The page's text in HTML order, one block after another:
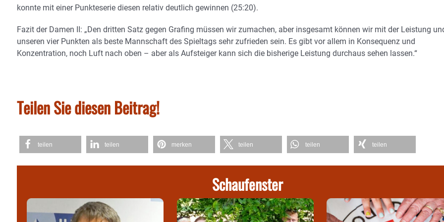
konnte mit einer Punkteserie diesen relativ deutlich gewinnen (25:20).
Fazit der Damen II: „Den dritten Satz gegen Grafing müssen wir zumachen, aber insgesamt können wir mit der Leistung
unseren vier Punkten als beste Mannschaft des Spieltags sehr zufrieden sein. Es gibt vor allem in Konsequenz und
Konzentration, noch Luft nach oben – aber als Aufsteiger kann sich die bisherige Leistung durchaus sehen lassen.“
Teilen Sie diesen Beitrag!
teilen teilen merken teilen teilen teilen
Schaufenster